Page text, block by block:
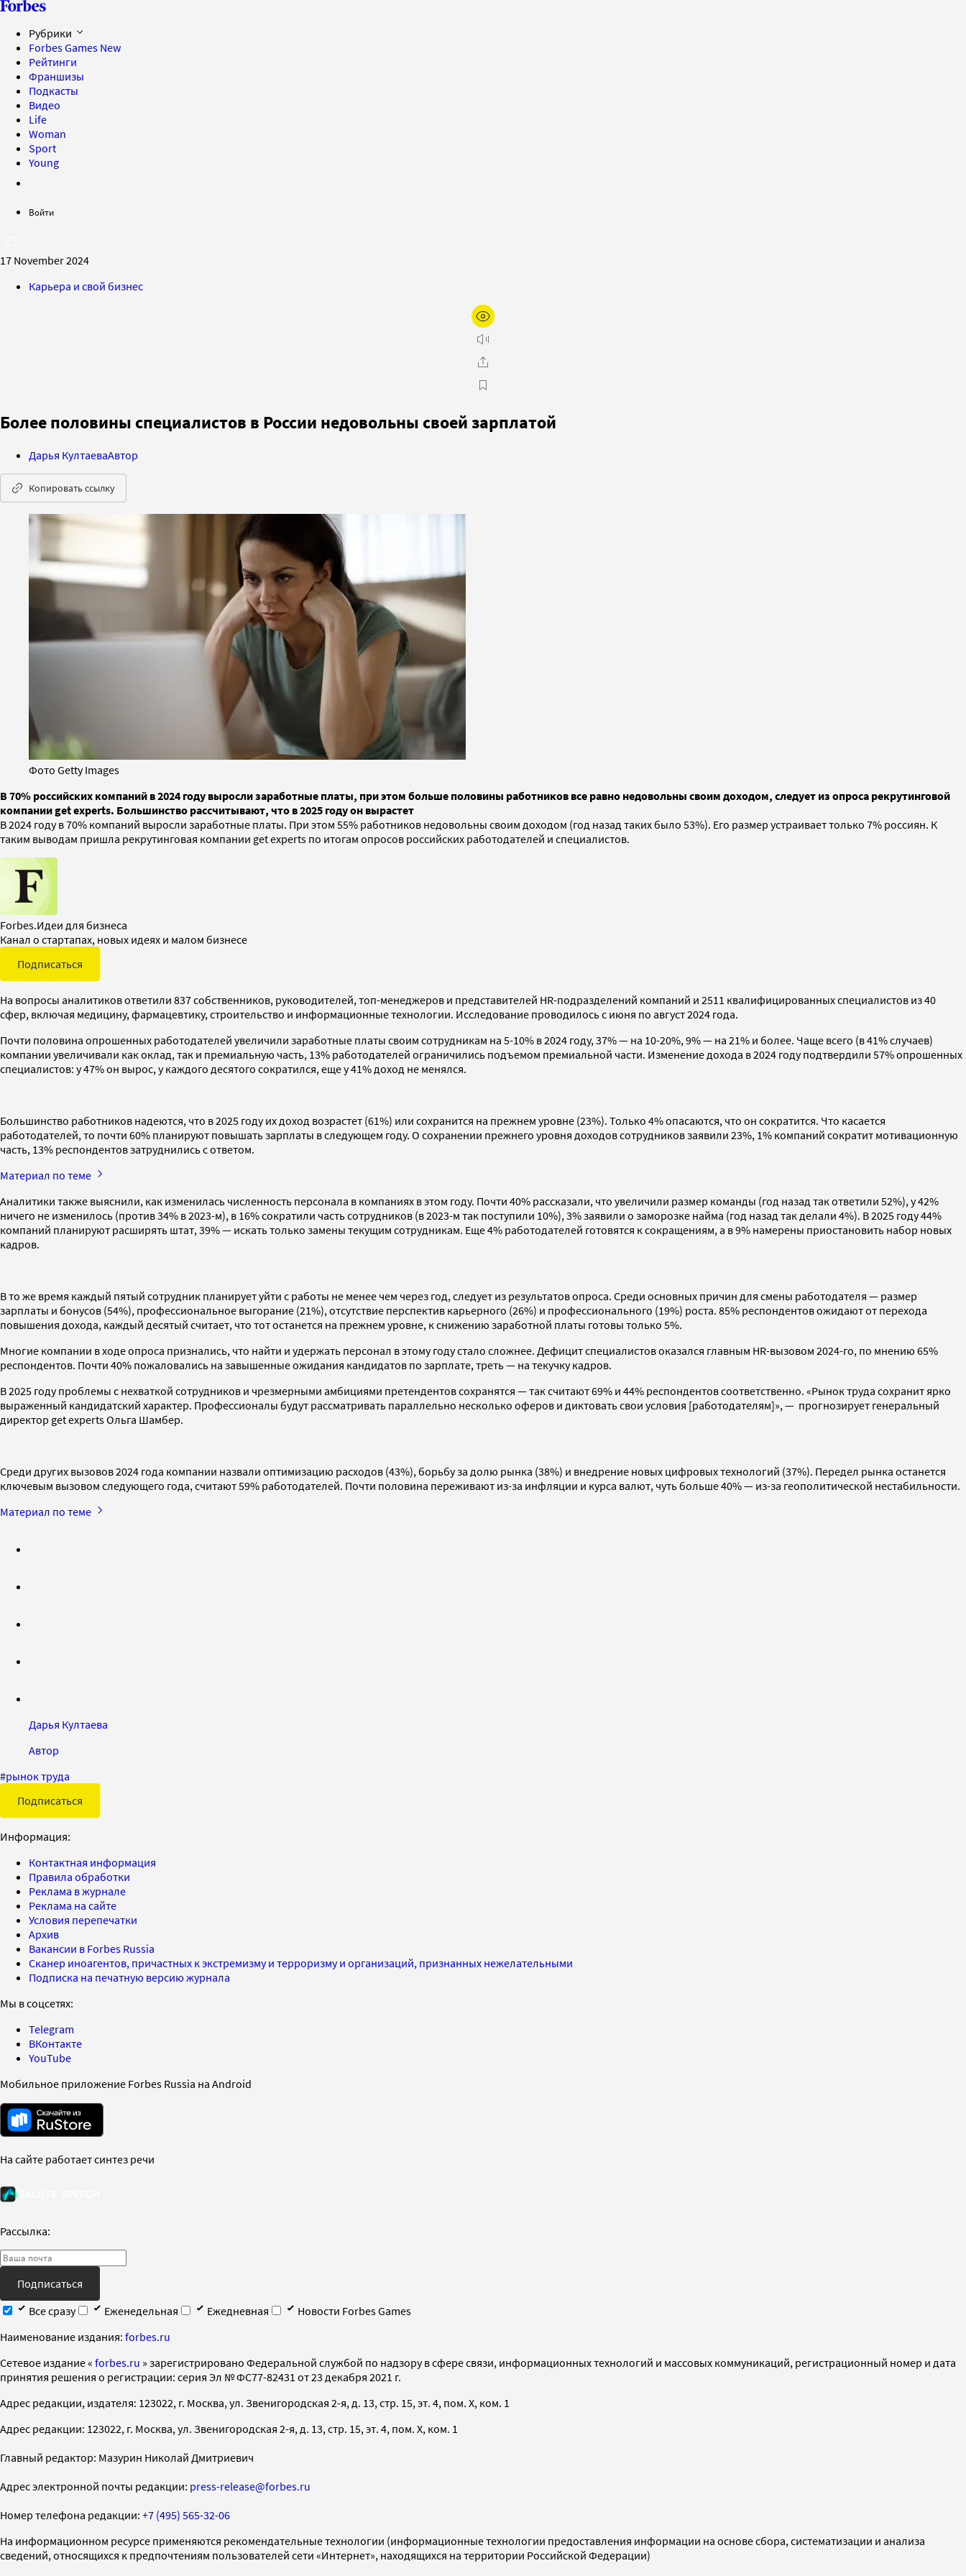
Рубрики
Forbes Games New
Рейтинги
Франшизы
Подкасты
Видео
Life
Woman
Sport
Young
Войти
17 November 2024
Карьера и свой бизнес
Более половины специалистов в России недовольны своей зарплатой
Дарья КултаеваАвтор
Копировать ссылку
Фото Getty Images
В 70% российских компаний в 2024 году выросли заработные платы, при этом больше половины работников все равно недовольны своим доходом, следует из опроса рекрутинговой
компании get experts. Большинство рассчитывают, что в 2025 году он вырастет
В 2024 году в 70% компаний выросли заработные платы. При этом 55% работников недовольны своим доходом (год назад таких было 53%). Его размер устраивает только 7% россиян. К
таким выводам пришла рекрутинговая компании get experts по итогам опросов российских работодателей и специалистов.
Forbes.Идеи для бизнеса
Канал о стартапах, новых идеях и малом бизнесе
Подписаться
На вопросы аналитиков ответили 837 собственников, руководителей, топ-менеджеров и представителей HR-подразделений компаний и 2511 квалифицированных специалистов из 40
сфер, включая медицину, фармацевтику, строительство и информационные технологии. Исследование проводилось с июня по август 2024 года.
Почти половина опрошенных работодателей увеличили заработные платы своим сотрудникам на 5-10% в 2024 году, 37% — на 10-20%, 9% — на 21% и более. Чаще всего (в 41% случаев)
компании увеличивали как оклад, так и премиальную часть, 13% работодателей ограничились подъемом премиальной части. Изменение дохода в 2024 году подтвердили 57% опрошенных
специалистов: у 47% он вырос, у каждого десятого сократился, еще у 41% доход не менялся.
Большинство работников надеются, что в 2025 году их доход возрастет (61%) или сохранится на прежнем уровне (23%). Только 4% опасаются, что он сократится. Что касается
работодателей, то почти 60% планируют повышать зарплаты в следующем году. О сохранении прежнего уровня доходов сотрудников заявили 23%, 1% компаний сократит мотивационную
часть, 13% респондентов затруднились с ответом.
Материал по теме
Аналитики также выяснили, как изменилась численность персонала в компаниях в этом году. Почти 40% рассказали, что увеличили размер команды (год назад так ответили 52%), у 42%
ничего не изменилось (против 34% в 2023-м), в 16% сократили часть сотрудников (в 2023-м так поступили 10%), 3% заявили о заморозке найма (год назад так делали 4%). В 2025 году 44%
компаний планируют расширять штат, 39% — искать только замены текущим сотрудникам. Еще 4% работодателей готовятся к сокращениям, а в 9% намерены приостановить набор новых
кадров.
В то же время каждый пятый сотрудник планирует уйти с работы не менее чем через год, следует из результатов опроса. Среди основных причин для смены работодателя — размер
зарплаты и бонусов (54%), профессиональное выгорание (21%), отсутствие перспектив карьерного (26%) и профессионального (19%) роста. 85% респондентов ожидают от перехода
повышения дохода, каждый десятый считает, что тот останется на прежнем уровне, к снижению заработной платы готовы только 5%.
Многие компании в ходе опроса признались, что найти и удержать персонал в этому году стало сложнее. Дефицит специалистов оказался главным HR-вызовом 2024-го, по мнению 65%
респондентов. Почти 40% пожаловались на завышенные ожидания кандидатов по зарплате, треть — на текучку кадров.
В 2025 году проблемы с нехваткой сотрудников и чрезмерными амбициями претендентов сохранятся — так считают 69% и 44% респондентов соответственно. «Рынок труда сохранит ярко
выраженный кандидатский характер. Профессионалы будут рассматривать параллельно несколько оферов и диктовать свои условия [работодателям]», — прогнозирует генеральный
директор get experts Ольга Шамбер.
Среди других вызовов 2024 года компании назвали оптимизацию расходов (43%), борьбу за долю рынка (38%) и внедрение новых цифровых технологий (37%). Передел рынка останется
ключевым вызовом следующего года, считают 59% работодателей. Почти половина переживают из-за инфляции и курса валют, чуть больше 40% — из-за геополитической нестабильности.
Материал по теме
Дарья Култаева
Автор
#рынок труда
Подписаться
Информация:
Контактная информация
Правила обработки
Реклама в журнале
Реклама на сайте
Условия перепечатки
Архив
Вакансии в Forbes Russia
Сканер иноагентов, причастных к экстремизму и терроризму и организаций, признанных нежелательными
Подписка на печатную версию журнала
Мы в соцсетях:
Telegram
ВКонтакте
YouTube
Мобильное приложение Forbes Russia на Android
На сайте работает синтез речи
Рассылка:
Подписаться
Все сразу
Еженедельная Ежедневная
Новости Forbes Games
Наименование издания: forbes.ru
Cетевое издание « forbes.ru » зарегистрировано Федеральной службой по надзору в сфере связи, информационных технологий и массовых коммуникаций, регистрационный номер и дата
принятия решения о регистрации: серия Эл № ФС77-82431 от 23 декабря 2021 г.
Адрес редакции, издателя: 123022, г. Москва, ул. Звенигородская 2-я, д. 13, стр. 15, эт. 4, пом. X, ком. 1
Адрес редакции: 123022, г. Москва, ул. Звенигородская 2-я, д. 13, стр. 15, эт. 4, пом. X, ком. 1
Главный редактор: Мазурин Николай Дмитриевич
Адрес электронной почты редакции: press-release@forbes.ru
Номер телефона редакции: +7 (495) 565-32-06
На информационном ресурсе применяются рекомендательные технологии (информационные технологии предоставления информации на основе сбора, систематизации и анализа
сведений, относящихся к предпочтениям пользователей сети «Интернет», находящихся на территории Российской Федерации)